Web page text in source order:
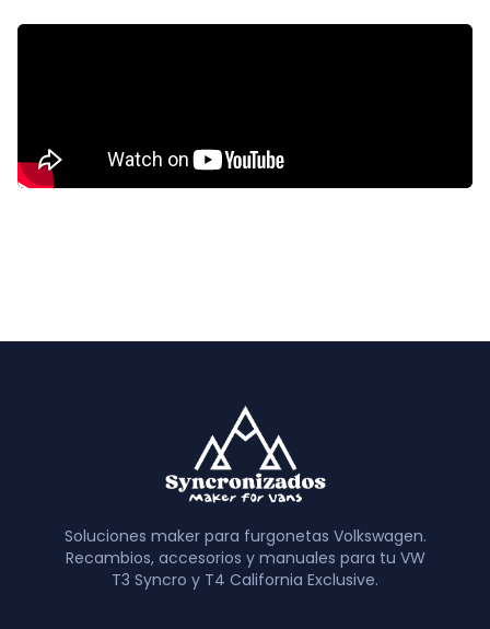
Soluciones maker para furgonetas Volkswagen.
Recambios, accesorios y manuales para tu VW
T3 Syncro y T4 California Exclusive.